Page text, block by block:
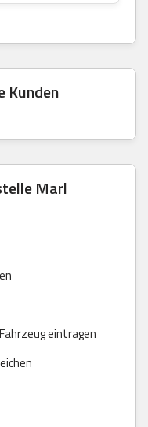
Kunden
Marl
eintragen